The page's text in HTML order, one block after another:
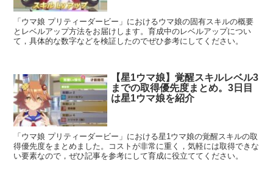
「ウマ娘 プリティーダービー」におけるウマ娘の固有スキルの概要
とレベルアップ方法をお届けします。育成中のレベルアップについ
て，具体的な数字などを検証したのでぜひ参考にしてください。
【星1ウマ娘】覚醒スキルレベル3
までの取得優先度まとめ。3日目
は星1ウマ娘を紹介
「ウマ娘 プリティーダービー」における星1ウマ娘の覚醒スキルの取
得優先度をまとめました。コストが非常に重く，気軽には取得できな
い要素なので，ぜひ記事を参考にして育成に役立ててください。